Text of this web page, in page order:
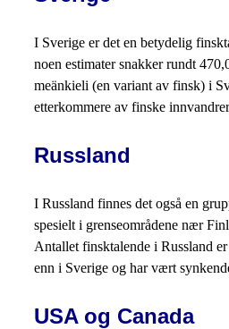
I Sverige er det en betydelig
noen estimater snakker rundt
meänkieli (en variant av finsk) i
etterkommere av finske
Russland
I Russland finnes det også en
spesielt i grenseområdene nær
Antallet finsktalende i Russland
enn i Sverige og har vært
USA og Canada